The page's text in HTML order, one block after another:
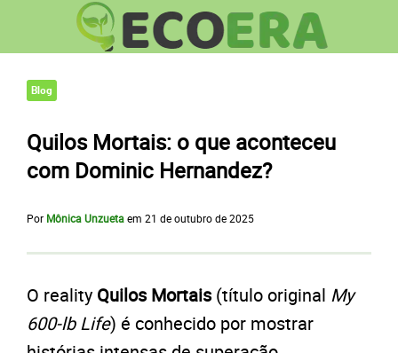
Blog
Quilos Mortais: o que aconteceu
com Dominic Hernandez?
Por Mônica Unzuetaem 21 de outubro de 2025
O reality Quilos Mortais(título original My
600-lb Life) é conhecido por mostrar